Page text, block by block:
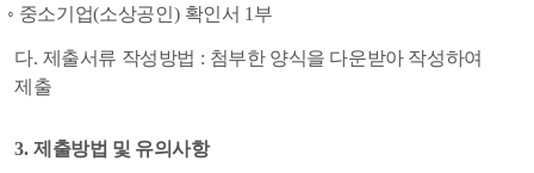
◦ 중소기업(소상공인 ) 확인서 1 부
다. 제출서류 작성방법 : 첨부한 양식을 다운받아 작성하여
제출
3. 제출방법 및 유의사항